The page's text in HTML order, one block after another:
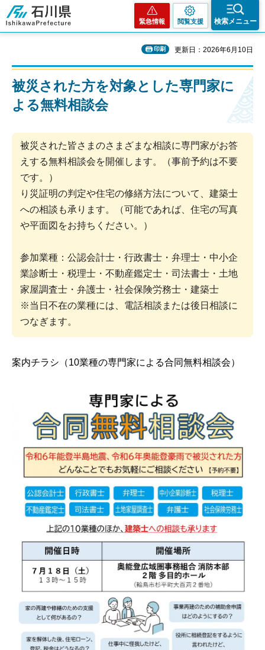
石川県
緊急情報 閲覧支援 検索メニュー
印刷 更新日：2026年6月10日
被災された方を対象とした専門家に
よる無料相談会
被災された皆さまのさまざまな相談に専門家がお答
えする無料相談会を開催します。（事前予約は不要
です。）
り災証明の判定や住宅の修繕方法について、建築士
への相談も承ります。（可能であれば、住宅の写真
や平面図をお持ちください。）
参加業種：公認会計士・行政書士・弁理士・中小企
業診断士・税理士・不動産鑑定士・司法書士・土地
家屋調査士・弁護士・社会保険労務士・建築士
※当日不在の業種には、電話相談または後日相談に
つなぎます。
案内チラシ（10業種の専門家による合同無料相談会）